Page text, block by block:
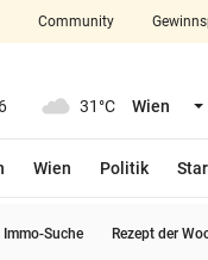
closeSchließen
arrow_right
Community
31°C Wien
Wien Politik
Immo-Suche Rezept der